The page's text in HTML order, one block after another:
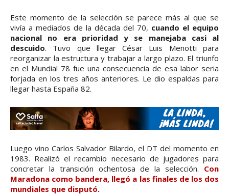
Este momento de la selección se parece más al que se
vivía a mediados de la década del 70, cuando el equipo
nacional no era prioridad y se manejaba casi al
descuido. Tuvo que llegar César Luis Menotti para
reorganizar la estructura y trabajar a largo plazo. El triunfo
en el Mundial 78 fue una consecuencia de esa labor seria
forjada en los tres años anteriores. Le dio espaldas para
llegar hasta España 82.
Luego vino Carlos Salvador Bilardo, el DT del momento en
1983. Realizó el recambio necesario de jugadores para
concretar la transición ochentosa de la selección. Con
Maradona como bandera, llegó a las finales de los dos
mundiales que disputó.